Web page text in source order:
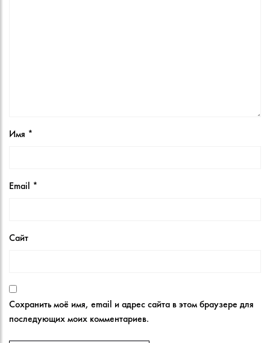
Имя *
Email *
Сайт
Сохранить моё имя, email и адрес сайта в этом браузере для
последующих моих комментариев.